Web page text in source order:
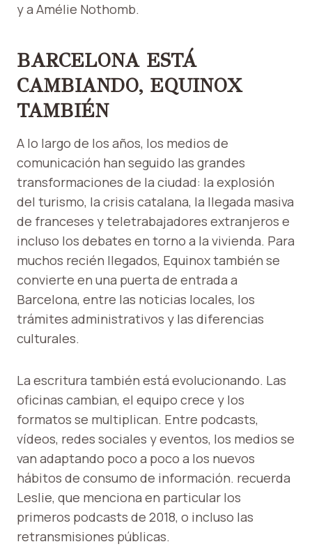
y a Amélie Nothomb.
BARCELONA ESTÁ
CAMBIANDO, EQUINOX
TAMBIÉN
A lo largo de los años, los medios de
comunicación han seguido las grandes
transformaciones de la ciudad: la explosión
del turismo, la crisis catalana, la llegada masiva
de franceses y teletrabajadores extranjeros e
incluso los debates en torno a la vivienda. Para
muchos recién llegados, Equinox también se
convierte en una puerta de entrada a
Barcelona, ​​entre las noticias locales, los
trámites administrativos y las diferencias
culturales.
La escritura también está evolucionando. Las
oficinas cambian, el equipo crece y los
formatos se multiplican. Entre podcasts,
vídeos, redes sociales y eventos, los medios se
van adaptando poco a poco a los nuevos
hábitos de consumo de información. recuerda
Leslie, que menciona en particular los
primeros podcasts de 2018, o incluso las
retransmisiones públicas.